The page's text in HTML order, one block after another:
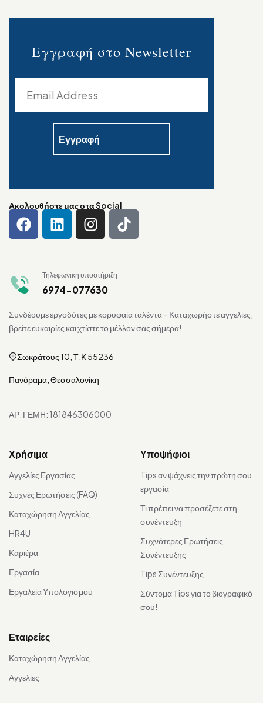
Εγγραφή στο Newsletter
Ακολουθήστε μας στα Social
Τηλεφωνική υποστήριξη
6974-077630
Συνδέουμε εργοδότες με κορυφαία ταλέντα – Καταχωρήστε αγγελίες,
βρείτε ευκαιρίες και χτίστε το μέλλον σας σήμερα!
Σωκράτους 10, Τ.Κ 55236
Πανόραμα, Θεσσαλονίκη
ΑΡ. ΓΕΜΗ: 181846306000
Χρήσιμα
Αγγελίες Εργασίας
Συχνές Ερωτήσεις (FAQ)
Καταχώρηση Αγγελίας
HR4U
Καριέρα
Εργασία
Εργαλεία Υπολογισμού
Υποψήφιοι
Tips αν ψάχνεις την πρώτη σου
εργασία
Τι πρέπει να προσέξετε στη
συνέντευξη
Συχνότερες Ερωτήσεις
Συνέντευξης
Tips Συνέντευξης
Σύντομα Τips για το βιογραφικό
σου!
Εταιρείες
Καταχώρηση Αγγελίας
Αγγελίες